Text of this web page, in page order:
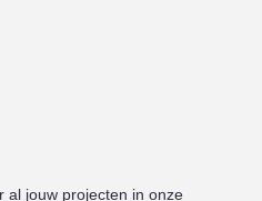
al jouw projecten in onze